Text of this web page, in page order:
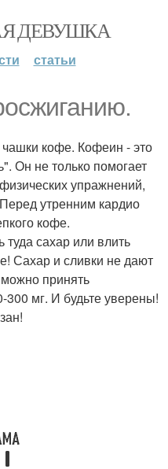
ДЕВУШКА
статьи
чашки кофе. Кофеин - это
Он не только помогает
упражнений,
утренним кардио
кофе.
сахар или влить
Сахар и сливки не дают
принять
мг. И будьте уверены!